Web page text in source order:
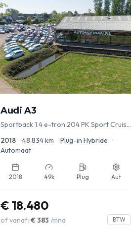
Audi A3
Sportback 1.4 e-tron 204 PK Sport Cruise
2018 •48.834km •Plug-in Hybride •
Automaat
2018 49k Plug Aut
€ 18.480
of vanaf: € 383 /mnd BTW